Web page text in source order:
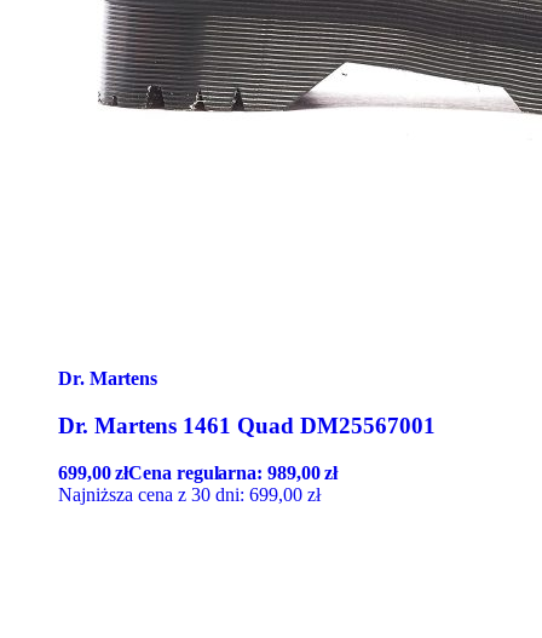
Dr. Martens
Dr. Martens 1461 Quad DM25567001
699,00złCena regularna:989,00zł
Najniższa cena z 30 dni: 699,00 zł